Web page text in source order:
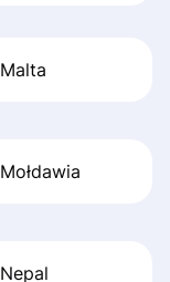
Malta
Mołdawia
Nepal